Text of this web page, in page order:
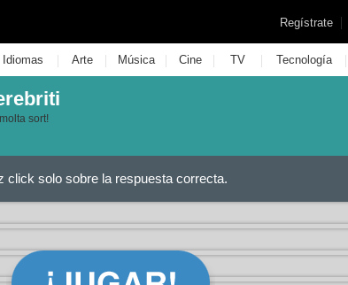
Regístrate |
Idiomas | Arte | Música | Cine | TV | Tecnología |
sort!
click solo sobre la respuesta correcta.